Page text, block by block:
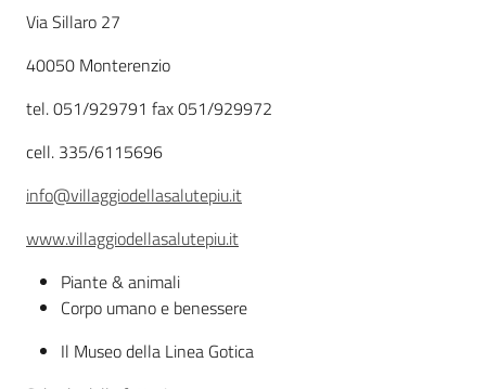
in
cifre
Agricoltura,
pesca
Argomenti
Novità
Descrizione
Via Sillaro 27
40050 Monterenzio
tel. 051/929791 fax 051/929972
cell. 335/6115696
info@villaggiodellasalutepiu.it
www.villaggiodellasalutepiu.it
Piante & animali
Corpo umano e benessere
Il Museo della Linea Gotica